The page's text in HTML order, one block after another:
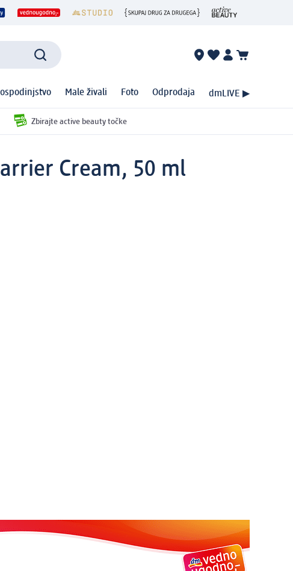
Male živali Foto Odprodaja dmLIVE ▶
Zbirajte active beauty točke
Cream, 50 ml